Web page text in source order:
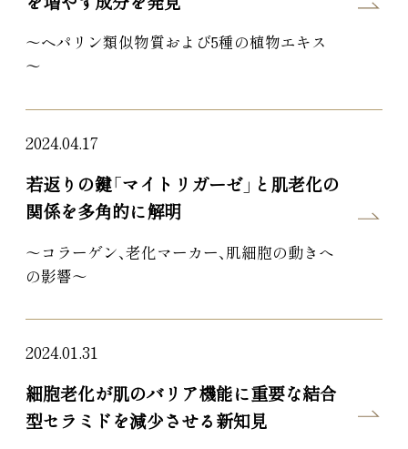
～ヘパリン類似物質および5種の植物エキス
～
2024.04.17
若返りの鍵「マイトリガーゼ」と肌老化の
関係を多角的に解明
～コラーゲン、老化マーカー、肌細胞の動きへ
の影響～
2024.01.31
細胞老化が肌のバリア機能に重要な結合
型セラミドを減少させる新知見